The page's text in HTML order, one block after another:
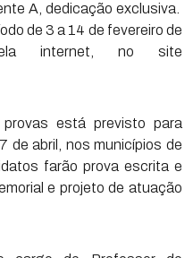
A, dedicação exclusiva.
de 3 a 14 de fevereiro de
internet, no site
está previsto para
de abril, nos municípios de
farão prova escrita e
e projeto de atuação